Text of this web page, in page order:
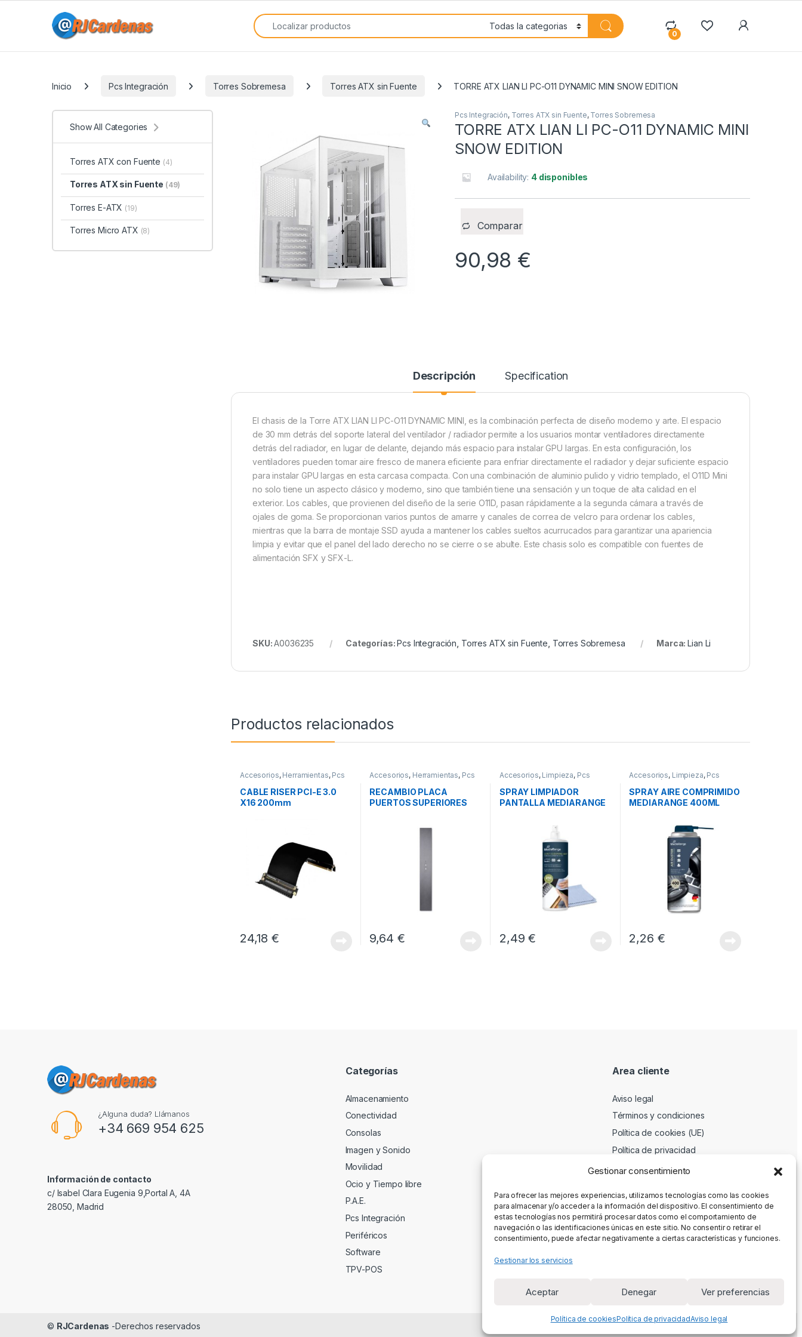
Gestionar consentimiento
Para ofrecer las mejores experiencias, utilizamos tecnologías como las cookies
para almacenar y/o acceder a la información del dispositivo. El consentimiento de
estas tecnologías nos permitirá procesar datos como el comportamiento de
navegación o las identificaciones únicas en este sitio. No consentir o retirar el
consentimiento, puede afectar negativamente a ciertas características y funciones.
Gestionar los servicios
Aceptar Denegar Ver preferencias
Política de cookiesPolítica de privacidadAviso legal
Search for:
0
Inicio Pcs Integración Torres Sobremesa Torres ATX sin Fuente TORRE ATX LIAN LI PC-O11 DYNAMIC MINI SNOW EDITION
Pcs Integración, Torres ATX sin Fuente, Torres Sobremesa
TORRE ATX LIAN LI PC-O11 DYNAMIC MINI
SNOW EDITION
Availability: 4 disponibles
Comparar
90,98 €
Descripción Specification
El chasis de la Torre ATX LIAN LI PC-O11 DYNAMIC MINI, es la combinación perfecta de diseño moderno y arte. El espacio
de 30 mm detrás del soporte lateral del ventilador / radiador permite a los usuarios montar ventiladores directamente
detrás del radiador, en lugar de delante, dejando más espacio para instalar GPU largas. En esta configuración, los
ventiladores pueden tomar aire fresco de manera eficiente para enfriar directamente el radiador y dejar suficiente espacio
para instalar GPU largas en esta carcasa compacta. Con una combinación de aluminio pulido y vidrio templado, el O11D Mini
no solo tiene un aspecto clásico y moderno, sino que también tiene una sensación y un toque de alta calidad en el
exterior. Los cables, que provienen del diseño de la serie O11D, pasan rápidamente a la segunda cámara a través de
ojales de goma. Se proporcionan varios puntos de amarre y canales de correa de velcro para ordenar los cables,
mientras que la barra de montaje SSD ayuda a mantener los cables sueltos acurrucados para garantizar una apariencia
limpia y evitar que el panel del lado derecho no se cierre o se abulte. Este chasis solo es compatible con fuentes de
alimentación SFX y SFX-L.
SKU:A0036235 Categorías:Pcs Integración Torres ATX sin Fuente Torres Sobremesa Marca:Lian Li
Productos relacionados
Accesorios, Herramientas, Pcs
Integración
CABLE RISER PCI-E 3.0
X16 200mm
24,18€
Accesorios, Herramientas, Pcs
Integración
RECAMBIO PLACA
PUERTOS SUPERIORES
9,64 €
Accesorios, Limpieza, Pcs
Integración
SPRAY LIMPIADOR
PANTALLA MEDIARANGE
2,49€
Accesorios, Limpieza, Pcs
Integración
SPRAY AIRE COMPRIMIDO
MEDIARANGE 400ML
2,26 €
Show All Categories
Torres ATX con Fuente (4)
Torres ATX sin Fuente (49)
Torres E-ATX (19)
Torres Micro ATX (8)
¿Alguna duda? Llámanos
+34 669 954 625
Información de contacto
c/ Isabel Clara Eugenia 9,Portal A, 4A
28050, Madrid
Categorías
Almacenamiento
Conectividad
Consolas
Imagen y Sonido
Movilidad
Ocio y Tiempo libre
P.A.E.
Pcs Integración
Periféricos
Software
TPV-POS
Area cliente
Aviso legal
Términos y condiciones
Política de cookies (UE)
Política de privacidad
© RJCardenas -Derechos reservados